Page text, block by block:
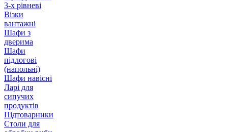
3-х рівневі
Візки
вантажні
Шафи з
дверима
Шафи
підлогові
(напольні)
Шафи навісні
Ларі для
сипучих
продуктів
Підтоварники
Столи для